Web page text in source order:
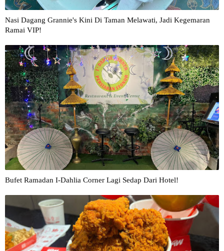
Nasi Dagang Grannie's Kini Di Taman Melawati, Jadi Kegemaran
Ramai VIP!
Bufet Ramadan I-Dahlia Corner Lagi Sedap Dari Hotel!